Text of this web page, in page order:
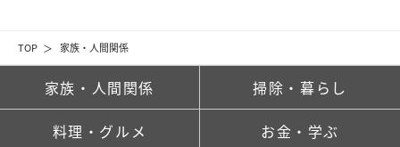
TOP 家族・人間関係
家族・人間関係 掃除・暮らし
料理・グルメ お金・学ぶ